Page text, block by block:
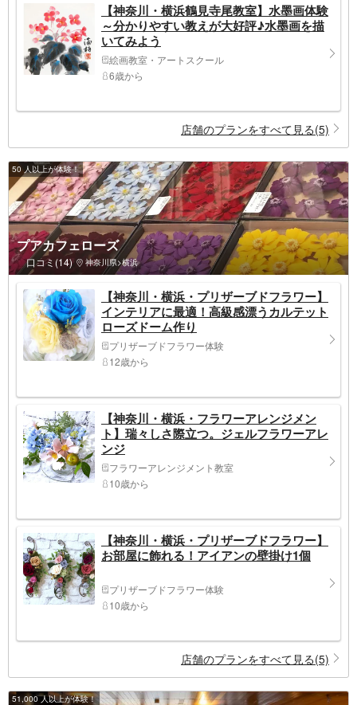
【神奈川・横浜鶴見寺尾教室】水墨画体験
～分かりやすい教えが大好評♪水墨画を描
いてみよう
絵画教室・アートスクール
6歳から
店舗のプランをすべて見る(5)
50 人以上が体験！
プアカフェローズ
口コミ(14) 神奈川県>横浜
【神奈川・横浜・プリザーブドフラワー】
インテリアに最適！高級感漂うカルテット
ローズドーム作り
プリザーブドフラワー体験
12歳から
【神奈川・横浜・フラワーアレンジメン
ト】瑞々しさ際立つ。ジェルフラワーアレ
ンジ
フラワーアレンジメント教室
10歳から
【神奈川・横浜・プリザーブドフラワー】
お部屋に飾れる！アイアンの壁掛け1個
プリザーブドフラワー体験
10歳から
店舗のプランをすべて見る(5)
51,000 人以上が体験！